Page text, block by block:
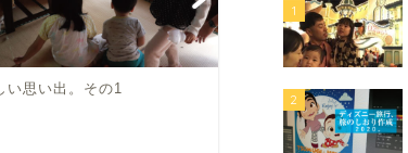
い思い出。その1
1
2